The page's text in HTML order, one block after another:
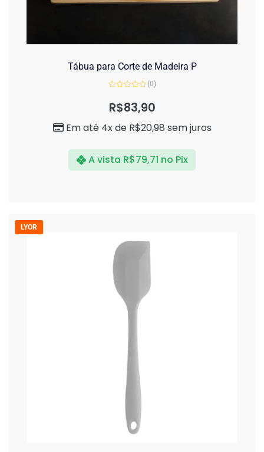
Tábua para Corte de Madeira P
de
(0)
R$83,90
Em até 4x de R$20,98 sem juros
A vista R$79,71 no Pix
LYOR